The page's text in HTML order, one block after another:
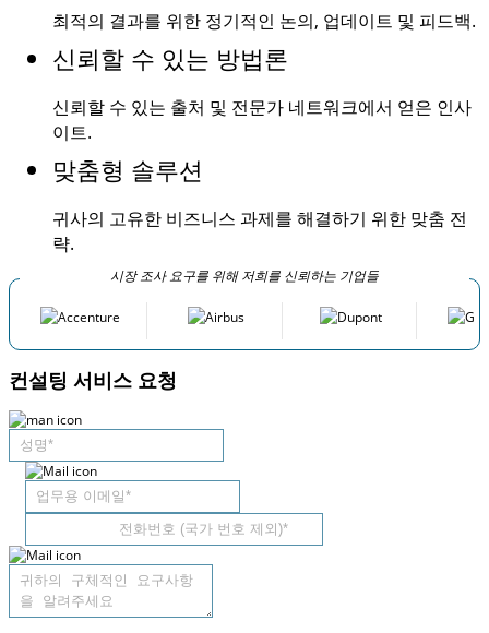
최적의 결과를 위한 정기적인 논의, 업데이트 및 피드백.
신뢰할 수 있는 방법론
신뢰할 수 있는 출처 및 전문가 네트워크에서 얻은 인사
이트.
맞춤형 솔루션
귀사의 고유한 비즈니스 과제를 해결하기 위한 맞춤 전
략.
시장 조사 요구를 위해 저희를 신뢰하는 기업들
컨설팅 서비스 요청